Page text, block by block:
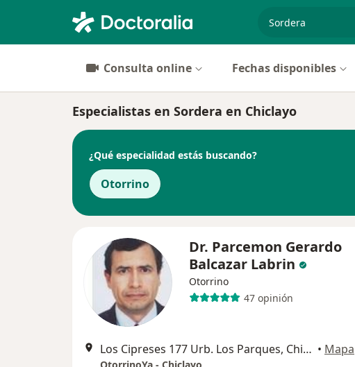
Consulta online Fechas disponibles
Especialistas en Sordera en Chiclayo
¿Qué especialidad estás buscando?
Otorrino
Dr. Parcemon Gerardo
Balcazar Labrin
Otorrino
47 opinión
Los Cipreses 177 Urb. Los Parques, Chiclayo • Mapa